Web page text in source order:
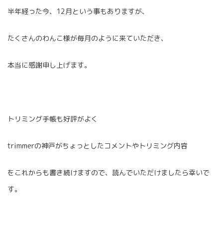
半年経った今、12月という事もありますが、
たくさんのわんこ様が毎月のように来ていただき、
本当に感謝申し上げます。
トリミング手帳も好評がよく
trimmerの神戸がちょっとしたコメントやトリミング内容
をこれからも書き続けますので、読んでいただけましたら幸いで
す。